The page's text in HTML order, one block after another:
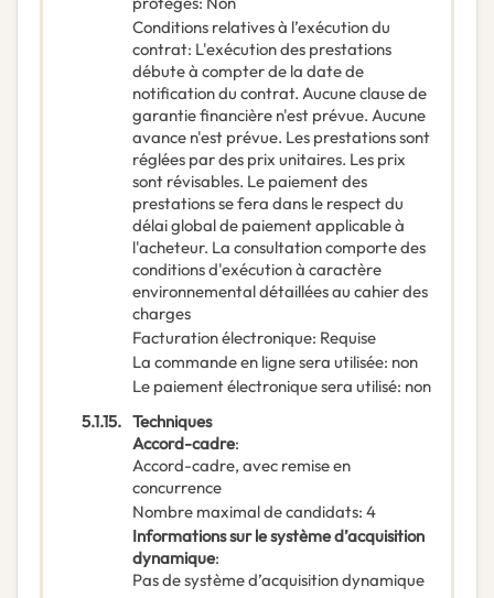
Conditions relatives à l’exécution du
contrat: L'exécution des prestations
débute à compter de la date de
notification du contrat. Aucune clause de
garantie financière n'est prévue. Aucune
avance n'est prévue. Les prestations sont
réglées par des prix unitaires. Les prix
sont révisables. Le paiement des
prestations se fera dans le respect du
délai global de paiement applicable à
l'acheteur. La consultation comporte des
conditions d'exécution à caractère
environnemental détaillées au cahier des
charges
Facturation électronique: Requise
La commande en ligne sera utilisée: non
Le paiement électronique sera utilisé: non
5.1.15. Techniques
Accord-cadre:
Accord-cadre, avec remise en
concurrence
Nombre maximal de candidats: 4
Informations sur le système d’acquisition
dynamique:
Pas de système d’acquisition dynamique